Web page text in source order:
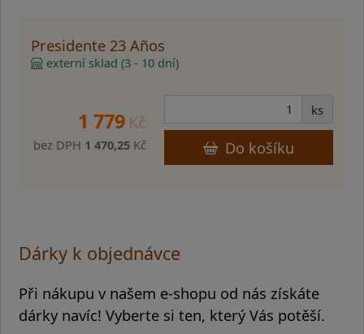
Presidente 23 Años
externí sklad (3 - 10 dní)
1 779 Kč
bez DPH 1 470,25 Kč
ks
Do košíku
Dárky k objednávce
Při nákupu v našem e-shopu od nás získáte
dárky navíc! Vyberte si ten, který Vás potěší.